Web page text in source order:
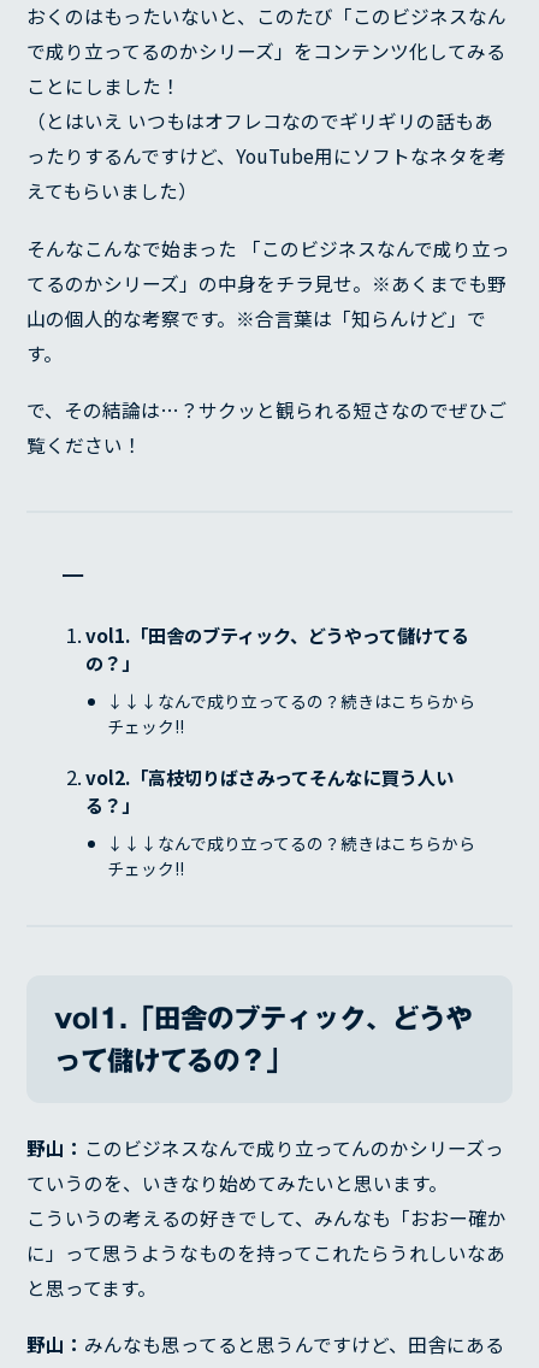
おくのはもったいないと、このたび「このビジネスなん
で成り立ってるのかシリーズ」をコンテンツ化してみる
ことにしました！
（とはいえ いつもはオフレコなのでギリギリの話もあ
ったりするんですけど、YouTube用にソフトなネタを考
えてもらいました）
そんなこんなで始まった 「このビジネスなんで成り立っ
てるのかシリーズ」の中身をチラ見せ。※あくまでも野
山の個人的な考察です。※合言葉は「知らんけど」で
す。
で、その結論は…？サクッと観られる短さなのでぜひご
覧ください！
ー
vol1.「田舎のブティック、どうやって儲けてる
の？」
↓↓↓なんで成り立ってるの？続きはこちらから
チェック!!
vol2.「高枝切りばさみってそんなに買う人い
る？」
↓↓↓なんで成り立ってるの？続きはこちらから
チェック!!
vol1.「田舎のブティック、どうや
って儲けてるの？」
野山： このビジネスなんで成り立ってんのかシリーズっ
ていうのを、いきなり始めてみたいと思います。
こういうの考えるの好きでして、みんなも「おおー確か
に」って思うようなものを持ってこれたらうれしいなあ
と思ってます。
野山： みんなも思ってると思うんですけど、田舎にある